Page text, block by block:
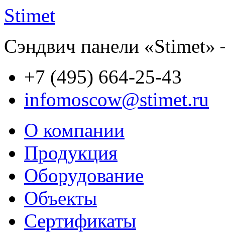
Stimet
Сэндвич панели
+7 (495) 664-25-43
infomoscow@stimet.ru
О компании
Продукция
Оборудование
Объекты
Сертификаты